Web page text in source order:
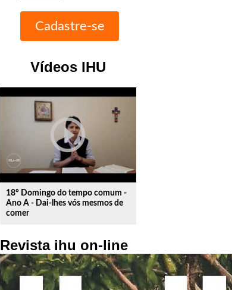
Vídeos IHU
play_circle_outline
18º Domingo do tempo comum -
Ano A - Dai-lhes vós mesmos de
comer
Revista ihu on-line